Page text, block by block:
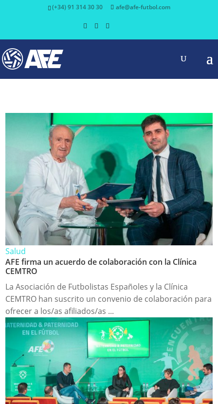
(+34) 91 314 30 30 afe@afe-futbol.com
Salud
AFE firma un acuerdo de colaboración con la Clínica
CEMTRO
La Asociación de Futbolistas Españoles y la Clínica
CEMTRO han suscrito un convenio de colaboración para
ofrecer a los/as afiliados/as ...